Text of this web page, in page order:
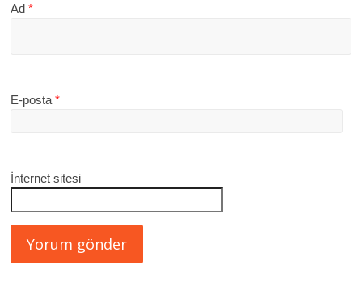
Ad*
E-posta*
İnternet sitesi